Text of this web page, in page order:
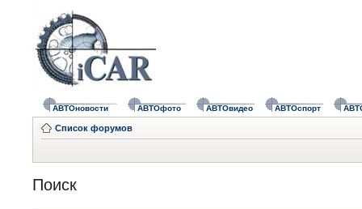
АВТОновости АВТОфото АВТОвидео АВТОспорт
Список форумов
Поиск